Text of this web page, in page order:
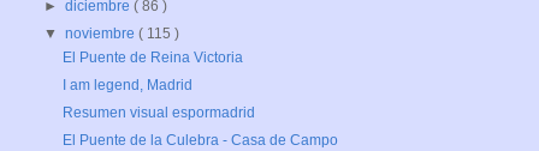
►diciembre( 86 )
▼noviembre( 115 )
El Puente de Reina Victoria
I am legend, Madrid
Resumen visual espormadrid
El Puente de la Culebra - Casa de Campo